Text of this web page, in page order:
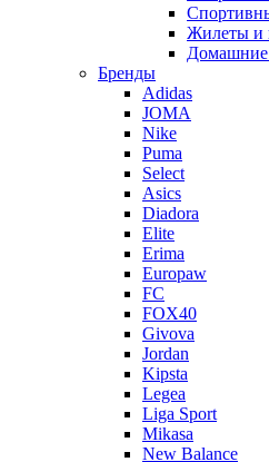
Жилеты и
Бренды
Adidas
JOMA
Nike
Puma
Select
Asics
Diadora
Elite
Erima
Europaw
FC
FOX40
Givova
Jordan
Kipsta
Legea
Liga Sport
Mikasa
New Balance